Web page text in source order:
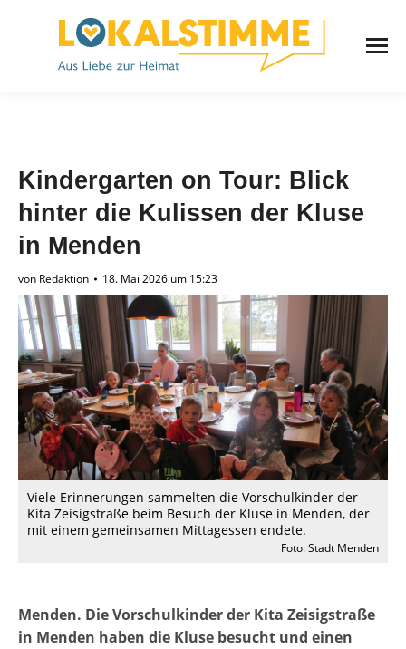
Kindergarten on Tour: Blick
hinter die Kulissen der Kluse
in Menden
von Redaktion 18. Mai 2026 um 15:23
Viele Erinnerungen sammelten die Vorschulkinder der
Kita Zeisigstraße beim Besuch der Kluse in Menden, der
mit einem gemeinsamen Mittagessen endete.
Foto: Stadt Menden
Menden. Die Vorschulkinder der Kita Zeisigstraße
in Menden haben die Kluse besucht und einen